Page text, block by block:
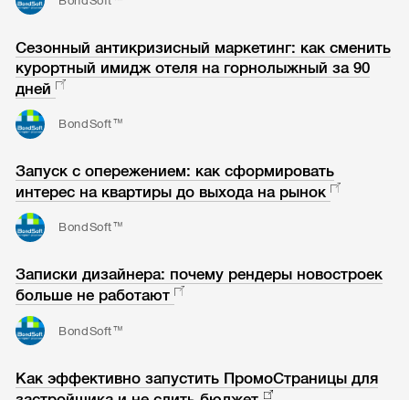
Сезонный антикризисный маркетинг: как сменить
курортный имидж отеля на горнолыжный за 90
дней
BondSoft™
Запуск с опережением: как сформировать
интерес на квартиры до выхода на рынок
BondSoft™
Записки дизайнера: почему рендеры новостроек
больше не работают
BondSoft™
Как эффективно запустить ПромоСтраницы для